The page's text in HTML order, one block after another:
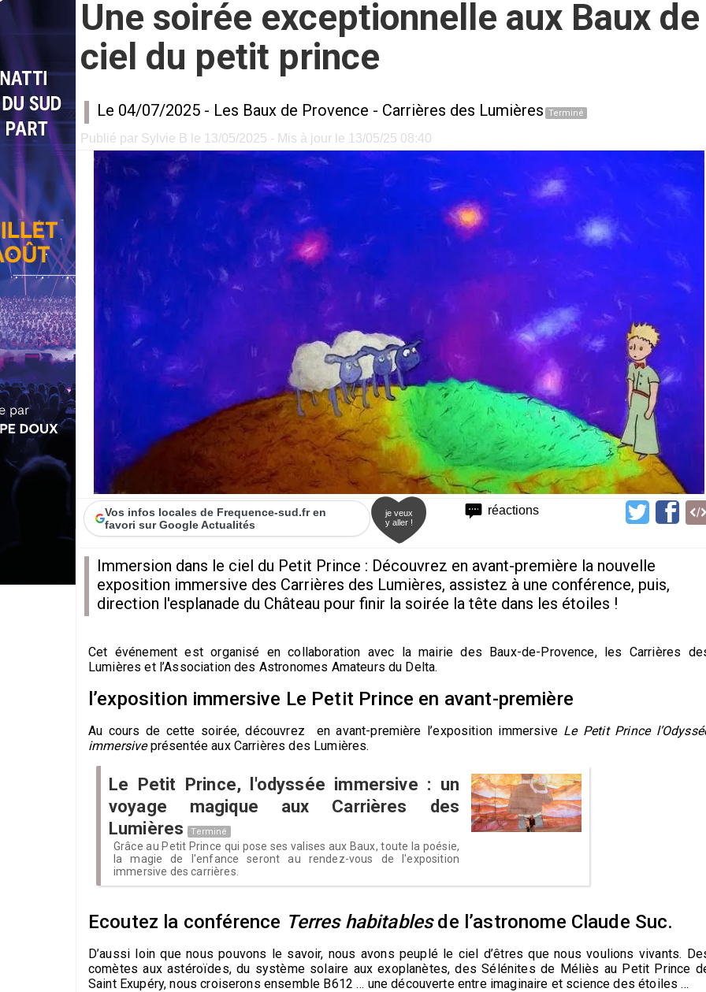
Une soirée exceptionnelle aux Baux
ciel du petit prince
Le 04/07/2025 - Les Baux de Provence - Carrières des Lumières Terminé
Publié par Sylvie B le 13/05/2025 - Mis à jour le 13/05/25 08:40
réactions
Vos infos locales de Frequence-sud.fr en
favori sur Google Actualités
je veux
y aller !
Immersion dans le ciel du Petit Prince : Découvrez en avant-première la nouvelle
exposition immersive des Carrières des Lumières, assistez à une conférence, puis,
direction l'esplanade du Château pour finir la soirée la tête dans les étoiles !
Cet événement est organisé en collaboration avec la mairie des Baux-de-Provence, les Carrières
Lumières et l’Association des Astronomes Amateurs du Delta.
l’exposition immersive Le Petit Prince en avant-première
Au cours de cette soirée, découvrez en avant-première l’exposition immersive Le Petit Prince
immersiveprésentée aux Carrières des Lumières.
Le Petit Prince, l'odyssée immersive : un
voyage magique aux Carrières des
Lumières
Terminé
Grâce au Petit Prince qui pose ses valises aux Baux, toute la poésie,
la magie de l'enfance seront au rendez-vous de l'exposition
immersive des carrières.
Ecoutez la conférence Terres habitablesde l’astronome Claude Suc.
D’aussi loin que nous pouvons le savoir, nous avons peuplé le ciel d’êtres que nous voulions vivants.
comètes aux astéroïdes, du système solaire aux exoplanètes, des Sélénites de Méliès au Petit Prince
Saint Exupéry, nous croiserons ensemble B612 … une découverte entre imaginaire et science des étoiles …